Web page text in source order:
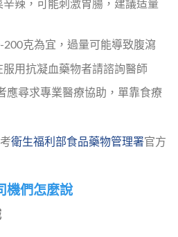
辛辣，可能刺激胃腸，建議适量
200克為宜，過量可能導致腹瀉
服用抗凝血藥物者請諮詢醫師
應尋求專業醫療協助，單靠食療
衛生福利部食品藥物管理署官方
機們怎麼說